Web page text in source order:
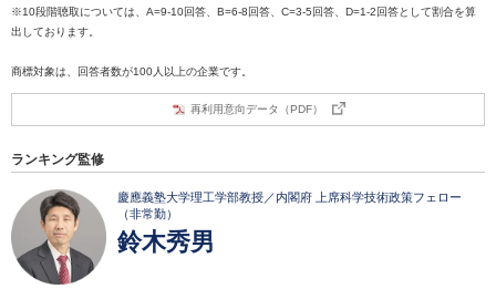
※10段階聴取については、A=9-10回答、B=6-8回答、C=3-5回答、D=1-2回答として割合を算
出しております。
商標対象は、回答者数が100人以上の企業です。
再利用意向データ（PDF）
ランキング監修
慶應義塾大学理工学部教授／内閣府 上席科学技術政策フェロー
（非常勤）
鈴木秀男